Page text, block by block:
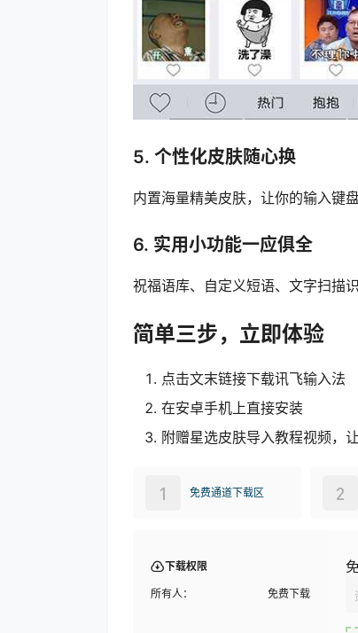
5. 个性化皮肤随心换
内置海量精美皮肤，让你的输入键
6. 实用小功能一应俱全
祝福语库、自定义短语、文字扫描
简单三步，立即体验
点击文末链接下载讯飞输入法
在安卓手机上直接安装
附赠星选皮肤导入教程视频，
免费通道下载区
1 2
下载权限
所有人： 免费下载